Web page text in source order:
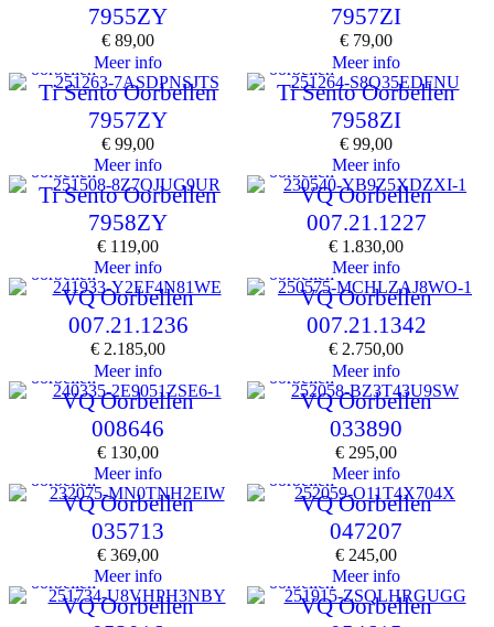
7955ZY
€ 89,00
Meer info
7957ZI
€ 79,00
Meer info
oorbellen
Ti Sento Oorbellen
7957ZY
€ 99,00
Meer info
oorbellen
Ti Sento Oorbellen
7958ZI
€ 99,00
Meer info
oorbellen
Ti Sento Oorbellen
7958ZY
€ 119,00
Meer info
oorbellen
VQ Oorbellen
007.21.1227
€ 1.830,00
Meer info
oorbellen
VQ Oorbellen
007.21.1236
€ 2.185,00
Meer info
oorbellen
VQ Oorbellen
007.21.1342
€ 2.750,00
Meer info
oorbellen
VQ Oorbellen
008646
€ 130,00
Meer info
oorbellen
VQ Oorbellen
033890
€ 295,00
Meer info
oorbellen
VQ Oorbellen
035713
€ 369,00
Meer info
oorbellen
VQ Oorbellen
047207
€ 245,00
Meer info
oorbellen
VQ Oorbellen
oorbellen
VQ Oorbellen